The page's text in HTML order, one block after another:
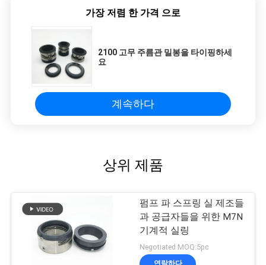
가장 저렴 한 가격 으로
2100 고무 주름관 밀봉을 타이핑하세
요
계속하다
상위 제품
펌프 파 스프링 실 제조들
과 공급자들을 위한 M7N
기계적 실링
Negotiated MOQ:5pc